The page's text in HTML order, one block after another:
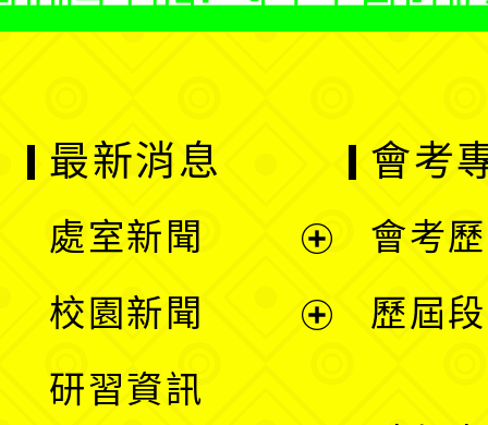
最新消息
處室新聞
校園新聞
研習資訊
會考
會考
歷屆